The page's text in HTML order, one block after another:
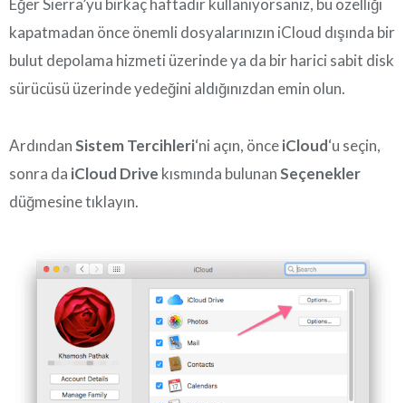
Eğer Sierra’yu birkaç haftadır kullanıyorsanız, bu özelliği
kapatmadan önce önemli dosyalarınızın iCloud dışında bir
bulut depolama hizmeti üzerinde ya da bir harici sabit disk
sürücüsü üzerinde yedeğini aldığınızdan emin olun.
ArdındanSistem Tercihleri‘ni açın, önceiCloud‘u seçin,
sonra da iCloud Drive kısmında bulunanSeçenekler
düğmesine tıklayın.